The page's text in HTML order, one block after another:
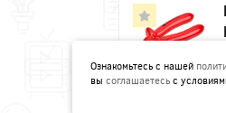
Ознакомьтесь с нашей
вы соглашаетесь с